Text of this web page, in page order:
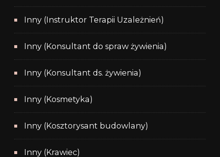
Inny (Instruktor Terapii Uzależnień)
Inny (Konsultant do spraw żywienia)
Inny (Konsultant ds. żywienia)
Inny (Kosmetyka)
Inny (Kosztorysant budowlany)
Inny (Krawiec)